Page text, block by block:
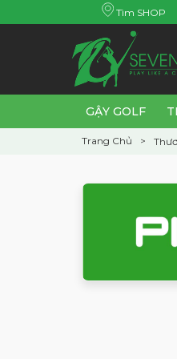
Tìm SHOP
GẬY GOLF
Trang Chủ